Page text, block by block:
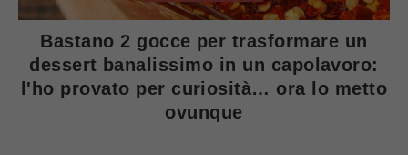
Bastano 2 gocce per trasformare un
dessert banalissimo in un capolavoro:
l'ho provato per curiosità… ora lo metto
ovunque